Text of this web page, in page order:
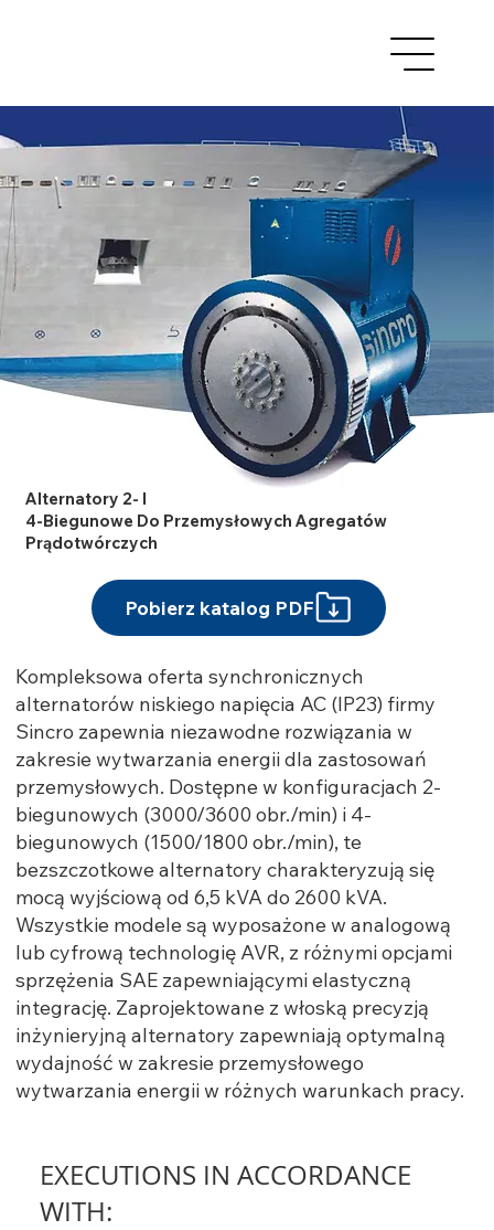
Alternatory 2- I
4-Biegunowe Do Przemysłowych Agregatów
Prądotwórczych
Pobierz katalog PDF
Kompleksowa oferta synchronicznych
alternatorów niskiego napięcia AC (IP23) firmy
Sincro zapewnia niezawodne rozwiązania w
zakresie wytwarzania energii dla zastosowań
przemysłowych. Dostępne w konfiguracjach 2-
biegunowych (3000/3600 obr./min) i 4-
biegunowych (1500/1800 obr./min), te
bezszczotkowe alternatory charakteryzują się
mocą wyjściową od 6,5 kVA do 2600 kVA.
Wszystkie modele są wyposażone w analogową
lub cyfrową technologię AVR, z różnymi opcjami
sprzężenia SAE zapewniającymi elastyczną
integrację. Zaprojektowane z włoską precyzją
inżynieryjną alternatory zapewniają optymalną
wydajność w zakresie przemysłowego
wytwarzania energii w różnych warunkach pracy.
EXECUTIONS IN ACCORDANCE
WITH: